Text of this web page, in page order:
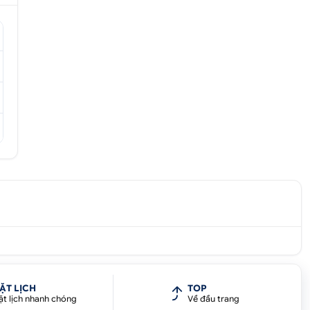
LỊCH
lịch nhanh chóng
TOP
Về đầu trang